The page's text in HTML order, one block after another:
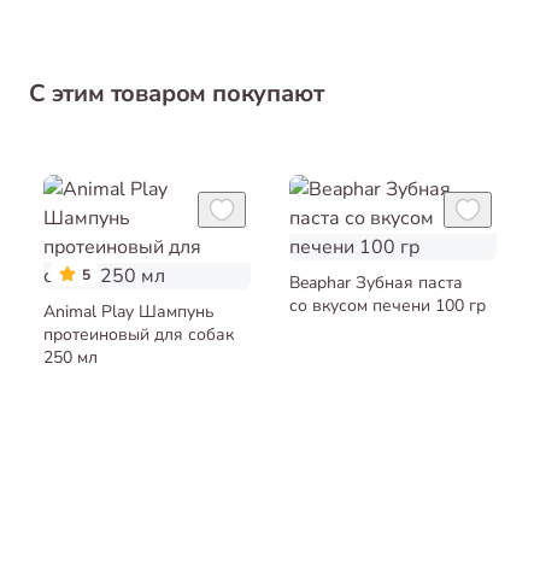
С этим товаром покупают
5
Animal Play Шампунь
протеиновый для собак
250 мл
Beaphar Зубная паста
со вкусом печени 100 гр